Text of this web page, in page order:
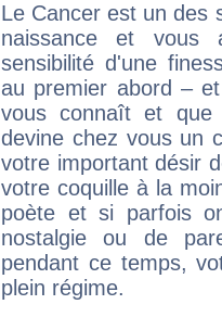
Le Cancer est un des
naissance et vous
sensibilité d'une
au premier abord –
vous connaît et
devine chez vous un
votre important désir
votre coquille à la
poète et si parfois
nostalgie ou de
pendant ce temps,
plein régime.